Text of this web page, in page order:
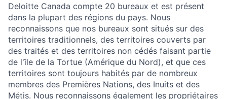
Deloitte Canada compte 20 bureaux et est présent
dans la plupart des régions du pays. Nous
reconnaissons que nos bureaux sont situés sur des
territoires traditionnels, des territoires couverts par
des traités et des territoires non cédés faisant partie
de l'île de la Tortue (Amérique du Nord), et que ces
territoires sont toujours habités par de nombreux
membres des Premières Nations, des Inuits et des
Métis. Nous reconnaissons également les propriétaires